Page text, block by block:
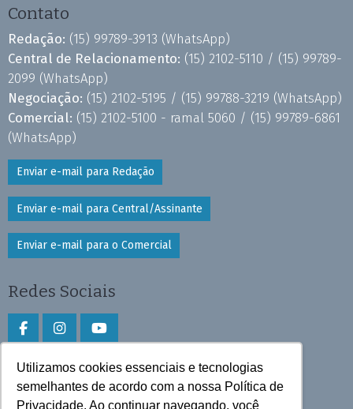
Utilizamos cookies essenciais e tecnologias
semelhantes de acordo com a nossa Política de
Privacidade. Ao continuar navegando, você
Contato
Redação: (15) 99789-3913 (WhatsApp)
Central de Relacionamento: (15) 2102-5110 / (15) 99789-
2099 (WhatsApp)
Negociação: (15) 2102-5195 / (15) 99788-3219 (WhatsApp)
Comercial: (15) 2102-5100 - ramal 5060 / (15) 99789-6861
(WhatsApp)
Enviar e-mail para Redação
Enviar e-mail para Central/Assinante
Enviar e-mail para o Comercial
Redes Sociais
Faça download do aplicativo